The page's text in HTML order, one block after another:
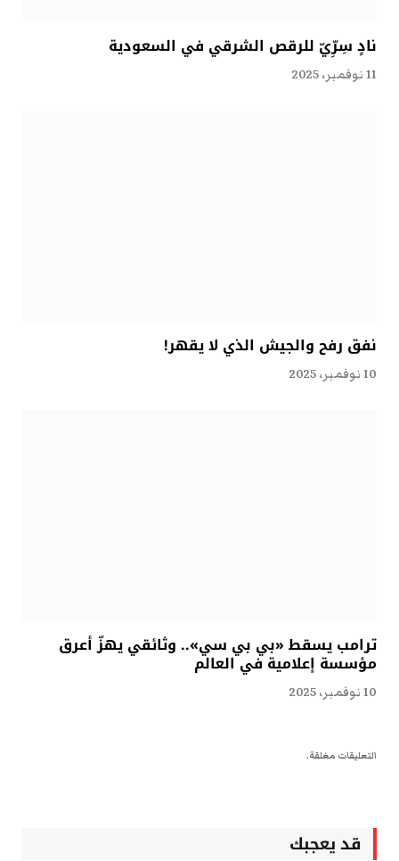
نادٍ سِرِّيّ للرقص الشرقي في السعودية
11 نوفمبر، 2025
نفق رفح والجيش الذي لا يقهر!
10 نوفمبر، 2025
ترامب يسقط «بي بي سي».. وثائقي يهزّ أعرق
مؤسسة إعلامية في العالم
10 نوفمبر، 2025
التعليقات مغلقة.
قد يعجبك